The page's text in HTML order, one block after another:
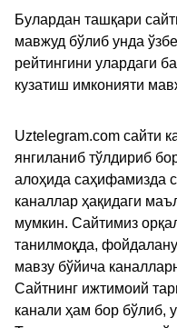
Булардан ташқари
мавжуд бўлиб унда
рейтингини улардаги
кузатиш имконияти
Uztelegram.com сайти
янгиланиб тўлдириб
алоҳида саҳифамизда
каналлар ҳақидаги
мумкин. Сайтимиз
танилмоқда,
мавзу бўйича
Сайтнинг ижтимоий
канали ҳам бор бўлиб,